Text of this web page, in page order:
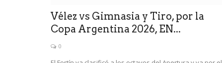
Vélez vs Gimnasia y Tiro, por la
Copa Argentina 2026, EN...
0